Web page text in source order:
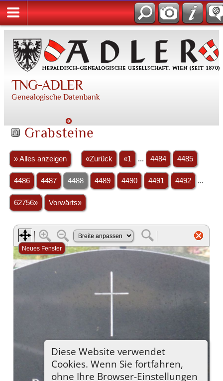
TNG-ADLER
Genealogische Datenbank
Grabsteine
» Alles anzeigen «Zurück «1 ... 4484 4485
4486 4487 4488 4489 4490 4491 4492 ...
62756» Vorwärts»